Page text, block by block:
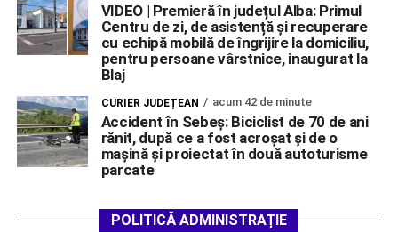
VIDEO | Premieră în județul Alba: Primul
Centru de zi, de asistență și recuperare
cu echipă mobilă de îngrijire la domiciliu,
pentru persoane vârstnice, inaugurat la
Blaj
CURIER JUDEȚEAN acum 42 de minute
Accident în Sebeș: Biciclist de 70 de ani
rănit, după ce a fost acroșat și de o
mașină și proiectat în două autoturisme
parcate
POLITICĂ ADMINISTRAȚIE